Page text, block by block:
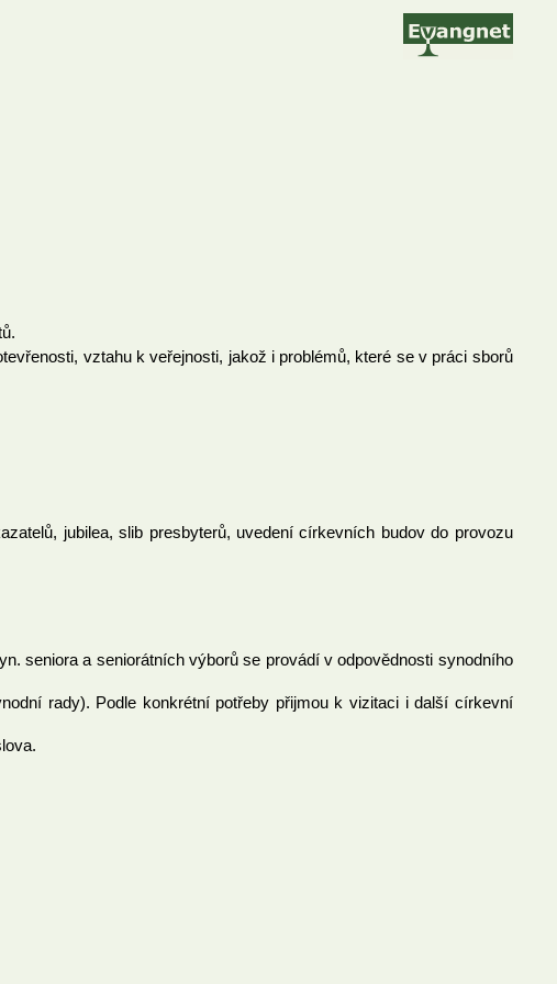
vztahu k veřejnosti, jakož i problémů, které se v práci sborů
jubilea, slib presbyterů, uvedení církevních budov do provozu
seniora a seniorátních výborů se provádí v odpovědnosti synodního
rady). Podle konkrétní potřeby přijmou k vizitaci i další církevní